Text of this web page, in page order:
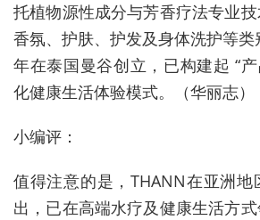
托植物源性成分与芳香疗法专业
香氛、护肤、护发及身体洗护等
年在泰国曼谷创立，已构建起 “
化健康生活体验模式。（华丽志）
小编评：
值得注意的是，THANN在亚洲地
出，已在高端水疗及健康生活方